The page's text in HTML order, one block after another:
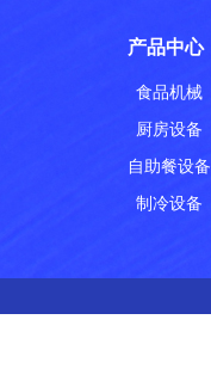
产品中心
食品机械
厨房设备
自助餐设备
制冷设备